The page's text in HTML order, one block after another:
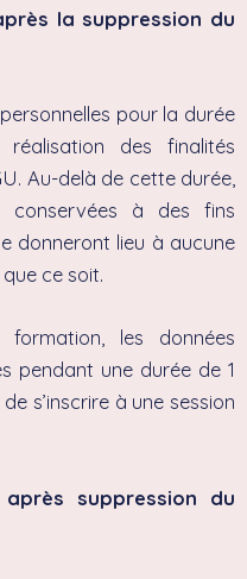
la suppression du
pour la durée
des finalités
Au-delà de cette durée,
conservées à des fins
donneront lieu à aucune
ce soit.
les données
pendant une durée de 1
s’inscrire à une session
suppression du